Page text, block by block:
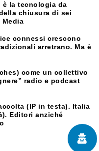
è la tecnologia da
chiusura di sei
connessi crescono
arretrano. Ma è
come un collettivo
radio e podcast
(IP in testa). Italia
Editori anziché